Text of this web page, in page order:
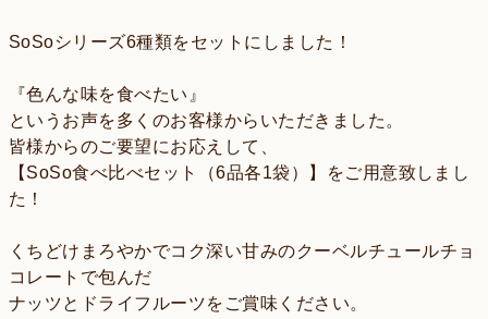
SoSoシリーズ6種類をセットにしました！
『色んな味を食べたい』
というお声を多くのお客様からいただきました。
皆様からのご要望にお応えして、
【SoSo食べ比べセット（6品各1袋）】をご用意致しまし
た！
くちどけまろやかでコク深い甘みのクーベルチュールチョ
コレートで包んだ
ナッツとドライフルーツをご賞味ください。